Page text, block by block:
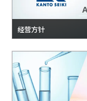
经营方针